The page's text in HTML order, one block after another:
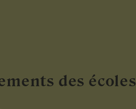
des écoles